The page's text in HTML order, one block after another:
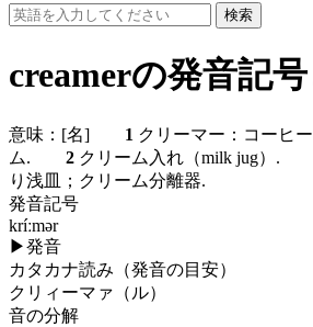
creamerの発音記
意味： [名] 1 クリーマー：コーヒ
ム. 2 クリーム入れ（milk jug）.
り浅皿；クリーム分離器.
発音記号
kríːmər
▶発音
カタカナ読み（発音の目安）
クリィーマァ（ル）
音の分解